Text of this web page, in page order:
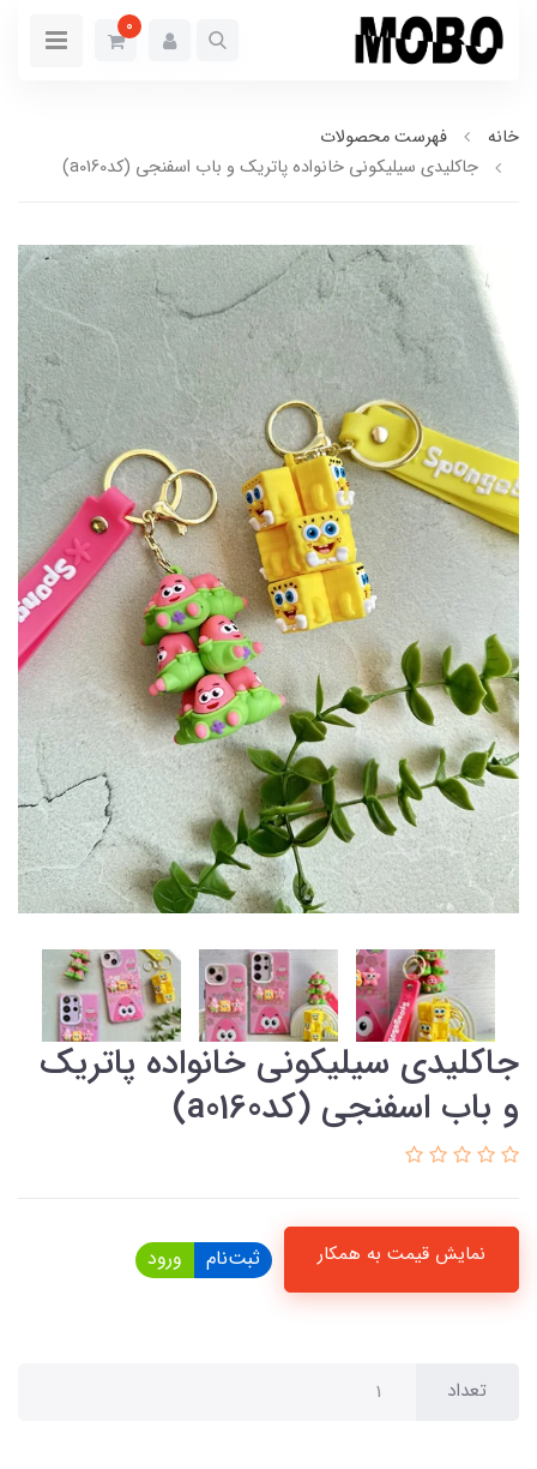
0
خانه
فهرست محصولات
جاکلیدی سیلیکونی خانواده پاتریک و باب اسفنجی (کدa0160)
جاکلیدی سیلیکونی خانواده پاتریک
و باب اسفنجی (کدa0160)
نمایش قیمت به همکار ثبت‌نام ورود
تعداد